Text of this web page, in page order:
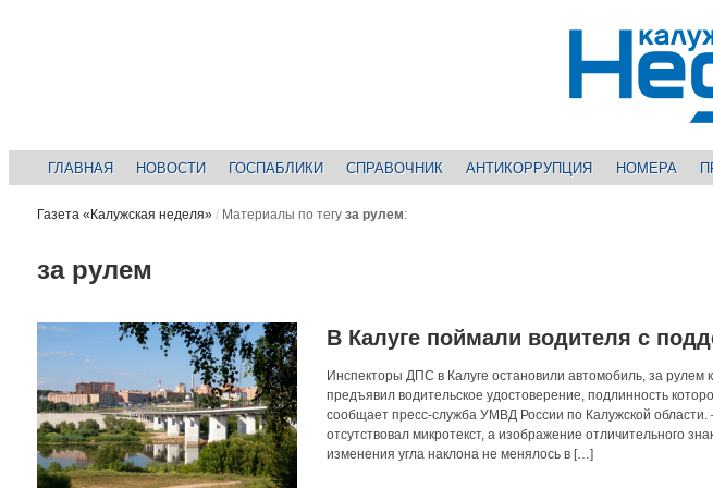
ГЛАВНАЯ НОВОСТИ ГОСПАБЛИКИ СПРАВОЧНИК АНТИКОРРУПЦИЯ НОМЕРА
Газета «Калужская неделя» / Материалы по тегу за рулем:
за рулем
В Калуге поймали водителя с
Инспекторы ДПС в Калуге остановили автомобиль, за
предъявил водительское удостоверение, подлинность
сообщает пресс-служба УМВД России по Калужской
отсутствовал микротекст, а изображение отличительного
изменения угла наклона не менялось в […]